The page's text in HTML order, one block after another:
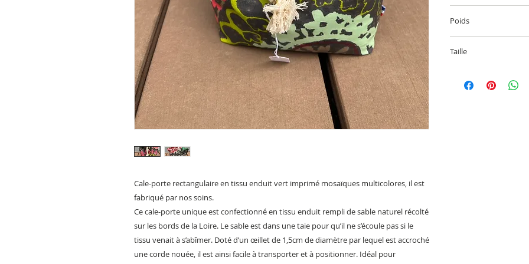
Cale-porte rectangulaire en tissu enduit vert imprimé mosaïques multicolores, il est
fabriqué par nos soins.
Ce cale-porte unique est confectionné en tissu enduit rempli de sable naturel récolté
sur les bords de la Loire. Le sable est dans une taie pour qu’il ne s’écoule pas si le
tissu venait à s’abîmer. Doté d’un œillet de 1,5cm de diamètre par lequel est accroché
une corde nouée, il est ainsi facile à transporter et à positionner. Idéal pour
Tissu blanc de la
Poids
Taille
Hauteur 17 cm